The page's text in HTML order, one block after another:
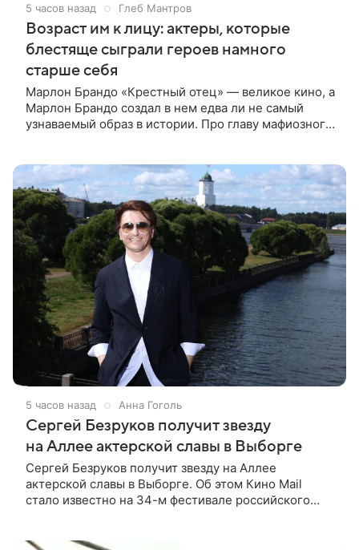
5 часов назад Глеб Мантров
Возраст им к лицу: актеры, которые
блестяще сыграли героев намного
старше себя
Марлон Брандо «Крестный отец» — великое кино, а
Марлон Брандо создал в нем едва ли не самый
узнаваемый образ в истории. Про главу мафиозного
5 часов назад Анна Гоголь
Сергей Безруков получит звезду
на Аллее актерской славы в Выборге
Сергей Безруков получит звезду на Аллее
актерской славы в Выборге. Об этом Кино Mail
стало известно на 34-м фестивале российского